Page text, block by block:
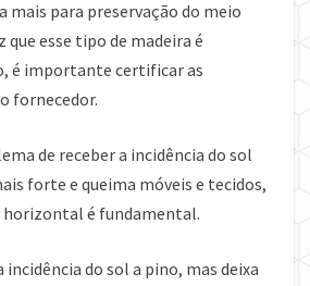
mais para preservação do meio
esse tipo de madeira é
é importante certificar as
fornecedor.
de receber a incidência do sol
forte e queima móveis e tecidos,
horizontal é fundamental.
incidência do sol a pino, mas deixa